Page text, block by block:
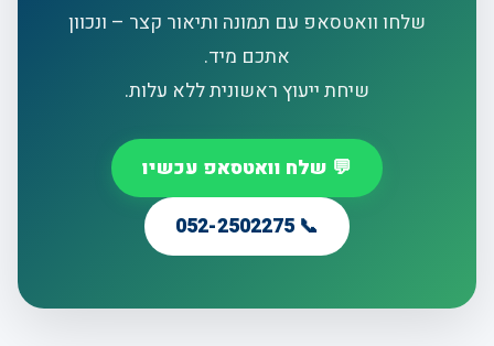
שלחו וואטסאפ עם תמונה ותיאור קצר – ונכוון
אתכם מיד.
שיחת ייעוץ ראשונית ללא עלות.
💬 שלח וואטסאפ עכשיו
📞 052-2502275